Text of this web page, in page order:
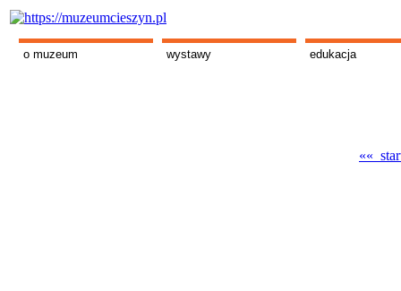
o muzeum wystawy edukacja
««